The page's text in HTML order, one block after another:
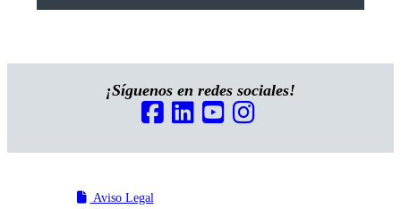
¡Síguenos en redes sociales!
Aviso Legal